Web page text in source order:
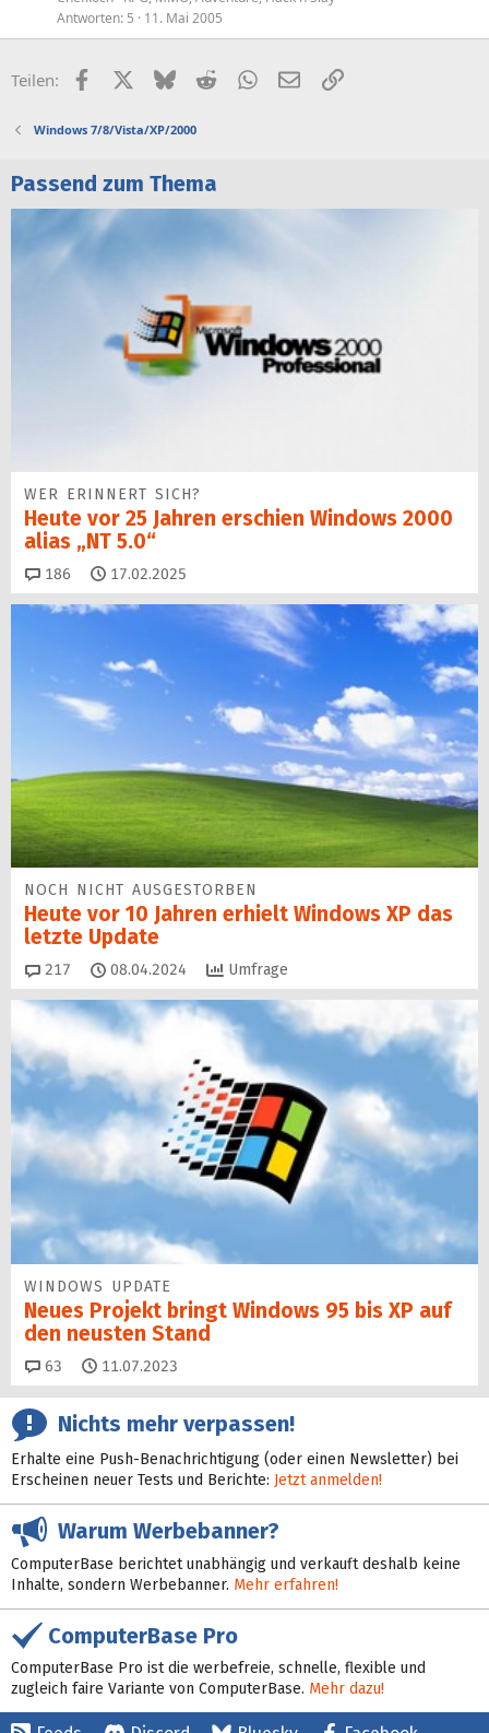
e
Antworten 5 11. Mai 2005
Teilen: FacebookX (Twitter)
BlueskyRedditWhatsApp
E-MailLink
Windows 7/8/Vista/XP/2000
Passend zum Thema
WER ERINNERT SICH?
Heute vor 25 Jahren erschien Windows 2000
alias „NT 5.0“
186 Kommentare
17.02.2025
NOCH NICHT AUSGESTORBEN
Heute vor 10 Jahren erhielt Windows XP das
letzte Update
217 Kommentare
08.04.2024 Umfrage
WINDOWS UPDATE
Neues Projekt bringt Windows 95 bis XP auf
den neusten Stand
63 Kommentare
11.07.2023
Nichts mehr verpassen!
Erhalte eine Push-Benachrichtigung (oder einen Newsletter) bei
Erscheinen neuer Tests und Berichte: Jetzt anmelden!
Warum Werbebanner?
ComputerBase berichtet unabhängig und verkauft deshalb keine
Inhalte, sondern Werbebanner. Mehr erfahren!
ComputerBase Pro
ComputerBase Pro ist die werbefreie, schnelle, flexible und
zugleich faire Variante von ComputerBase. Mehr dazu!